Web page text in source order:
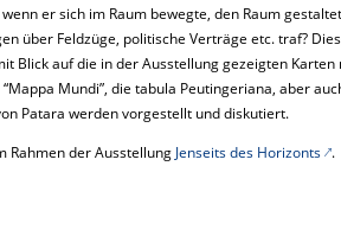
er sich im Raum bewegte, den Raum
über Feldzüge, politische Verträge etc. traf?
Blick auf die in der Ausstellung gezeigten Karten
Mundi”, die tabula Peutingeriana, aber
Patara werden vorgestellt und diskutiert.
Rahmen der Ausstellung Jenseits des Horizonts .